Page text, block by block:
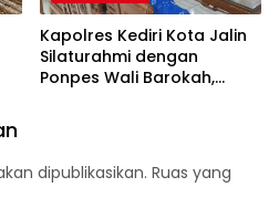
Kapolres Kediri Kota Jalin
Silaturahmi dengan
Ponpes Wali Barokah,
dipublikasikan. Ruas yang